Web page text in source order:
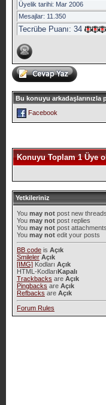
Üyelik tarihi: Mar 2006
Mesajlar: 11.350
Tecrübe Puanı: 34
Bu konuyu arkadaşlarınızla
Facebook
Konuyu Toplam 1 Üye
Yetkileriniz
You may notpost new threads
You may notpost replies
You may notpost attachments
You may notedit your posts
BB codeis Açık
Smileler Açık
[IMG]Kodları Açık
HTML-KodlarıKapalı
Trackbacks are Açık
Pingbacks are Açık
Refbacks are Açık
Forum Rules